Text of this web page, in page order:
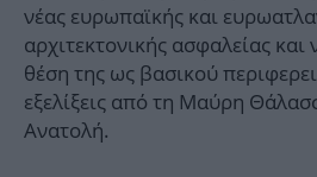
νέας ευρωπαϊκής και
αρχιτεκτονικής ασφαλείας
θέση της ως βασικού
εξελίξεις από τη Μαύρη
Ανατολή.